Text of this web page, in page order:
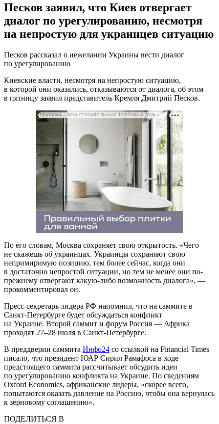
Песков заявил, что Киев отвергает
диалог по урегулированию, несмотря
на непростую для украинцев ситуацию
Песков рассказал о нежелании Украины вести диалог
по урегулированию
Киевские власти, несмотря на непростую ситуацию,
в которой они оказались, отказываются от диалога, об этом
в пятницу заявил представитель Кремля Дмитрий Песков.
РЕКЛАМА • ООО СТРОИТЕЛЬНЫЙ ТОРГОВЫЙ ДОМ «ПЕТРОВИЧ». ИНН: 7802348846
По его словам, Москва сохраняет свою открытость. «Чего
не скажешь об украинцах. Украинцы сохраняют свою
непримиримую позицию, тем более сейчас, когда они
в достаточно непростой ситуации, но тем не менее они по-
прежнему отвергают какую-либо возможность диалога», —
прокомментировал он.
Пресс-секретарь лидера РФ напомнил, что на саммите в
Санкт-Петербурге будет обсуждаться конфликт
на Украине. Второй саммит и форум Россия — Африка
проходят 27–28 июля в Санкт-Петербурге.
В преддверии саммита Инфо24 со ссылкой на Financial Times
писало, что президент ЮАР Сирил Рамафоса в ходе
предстоящего саммита рассчитывает обсудить идеи
по урегулированию конфликта на Украине. По сведениям
Oxford Economics, африканские лидеры, «скорее всего,
попытаются оказать давление на Россию, чтобы она вернулась
к зерновому соглашению».
ПОДЕЛИТЬСЯ В